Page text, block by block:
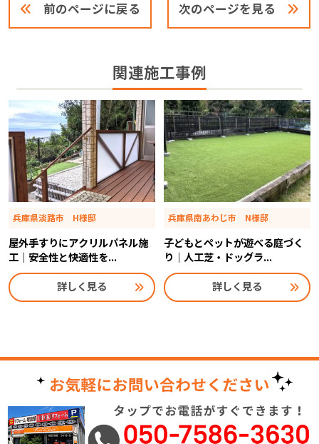
前のページに戻る 次のページを見る
関連施工事例
兵庫県淡路市 H様邸
屋外手すりにアクリルパネル施
工｜安全性と快適性を...
詳しく見る
兵庫県南あわじ市 N様邸
子どもとペットが遊べる庭づく
り｜人工芝・ドッグラ...
詳しく見る